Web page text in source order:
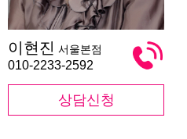
현
진
이현진 서울본점
010-2233-2592
상담신청